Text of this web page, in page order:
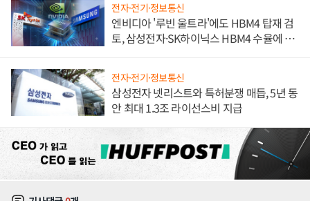
전자·전기·정보통신
엔비디아 '루빈 울트라'에도 HBM4 탑재 검
토, 삼성전자·SK하이닉스 HBM4 수율에 주
전자·전기·정보통신
삼성전자 넷리스트와 특허분쟁 매듭, 5년 동
안 최대 1.3조 라이선스비 지급